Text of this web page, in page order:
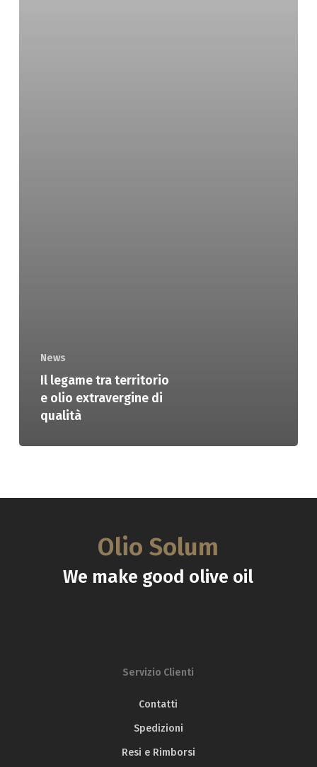
News
Il legame tra territorio
e olio extravergine di
qualità
Olio Solum
We make good olive oil
Servizio Clienti
Contatti
Spedizioni
Resi e Rimborsi